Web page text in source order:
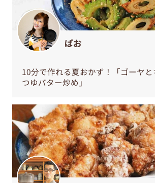
ぱお
10分で作れる夏おかず！「ゴーヤ
つゆバター炒め」